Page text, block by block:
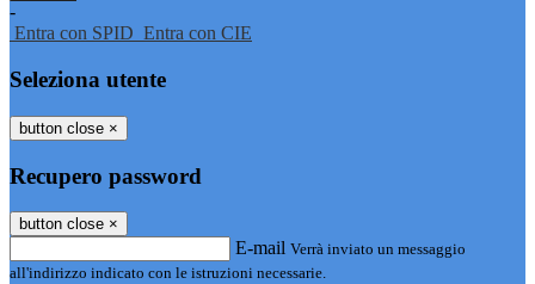
-
Entra con SPID Entra con CIE
Seleziona utente
button close ×
Recupero password
button close ×
E-mail Verrà inviato un messaggio
all'indirizzo indicato con le istruzioni necessarie.